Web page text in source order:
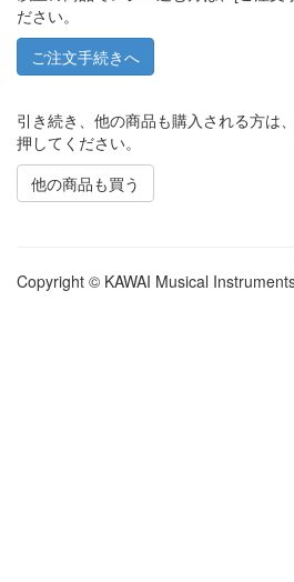
ださい。
引き続き、他の商品も購入される方は
押してください。
他の商品も買う
Copyright © KAWAI Musical